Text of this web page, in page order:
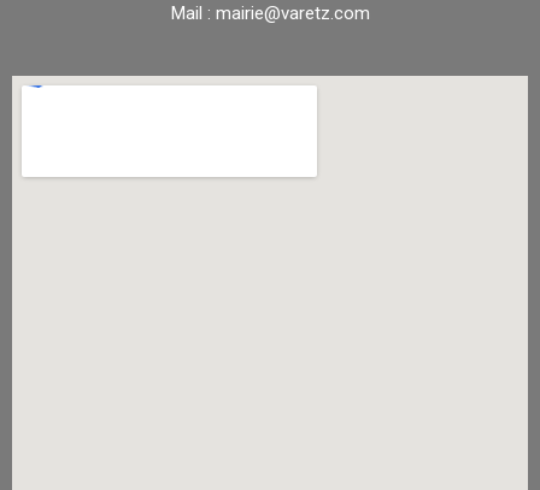
Mail : mairie@varetz.com